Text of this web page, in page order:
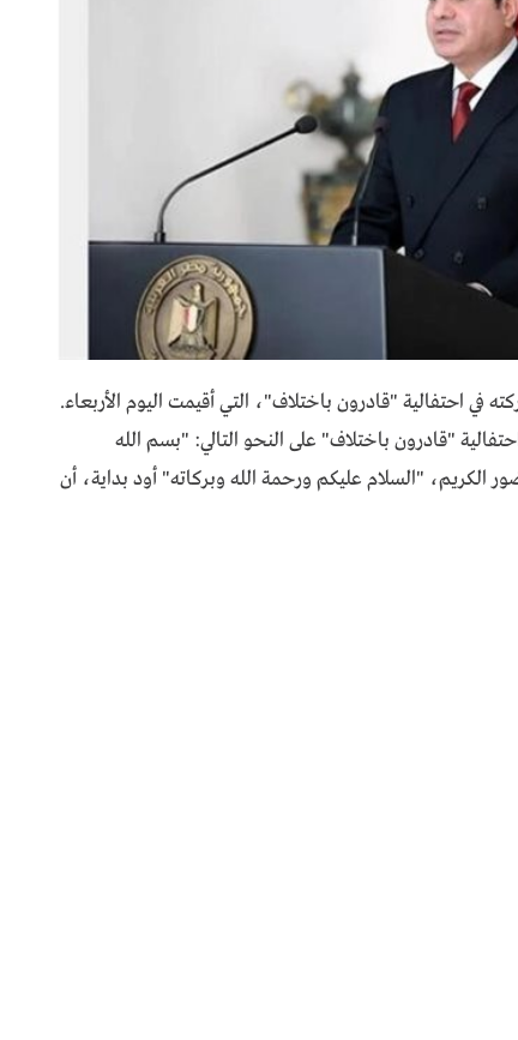
مصر كمركز إقليمي للنقل واللوجستيات
في احتفالية "قادرون باختلاف"، التي أقيمت اليوم الأربعاء.
"قادرون باختلاف" على النحو التالي: "بسم الله
الكريم، "السلام عليكم ورحمة الله وبركاته" أود بداية، أن